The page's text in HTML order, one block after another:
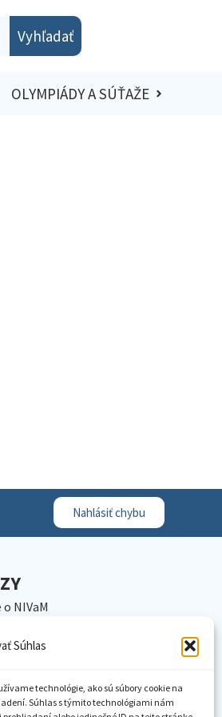
Súhlas
technológie, ako sú súbory cookie na
Súhlas s týmito technológiami nám
Vyhľadať
OLYMPIÁDY A SÚŤAŽE
Nahlásiť chybu
NIVaM